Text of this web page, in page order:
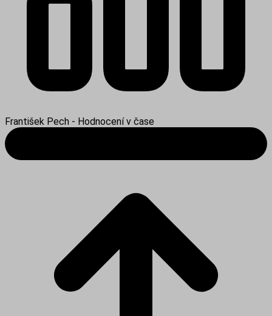
František Pech - Hodnocení v čase